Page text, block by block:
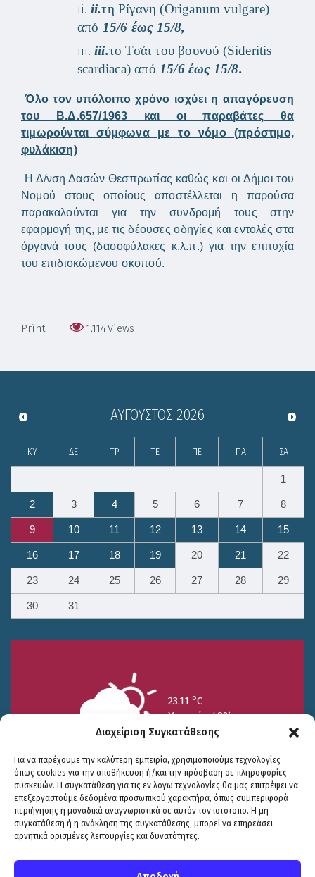
Διαχείριση Συγκατάθεσης
Για να παρέχουμε την καλύτερη εμπειρία, χρησιμοποιούμε τεχνολογίες
όπως cookies για την αποθήκευση ή/και την πρόσβαση σε πληροφορίες
συσκευών. Η συγκατάθεση για τις εν λόγω τεχνολογίες θα μας επιτρέψει να
επεξεργαστούμε δεδομένα προσωπικού χαρακτήρα, όπως συμπεριφορά
περιήγησης ή μοναδικά αναγνωριστικά σε αυτόν τον ιστότοπο. Η μη
συγκατάθεση ή η ανάκληση της συγκατάθεσης, μπορεί να επηρεάσει
αρνητικά ορισμένες λειτουργίες και δυνατότητες.
ii.τη Ρίγανη (Origanum vulgare)
από 15/6 έως 15/8,
iii.το Τσάι του βουνού (Sideritis
scardiaca) από 15/6 έως 15/8.
Όλο τον υπόλοιπο χρόνο ισχύει η απαγόρευση
του Β.Δ.657/1963 και οι παραβάτες θα
τιμωρούνται σύμφωνα με το νόμο (πρόστιμο,
φυλάκιση)
Η Δ/νση Δασών Θεσπρωτίας καθώς και οι Δήμοι του
Νομού στους οποίους αποστέλλεται η παρούσα
παρακαλούνται για την συνδρομή τους στην
εφαρμογή της, με τις δέουσες οδηγίες και εντολές στα
όργανά τους (δασοφύλακες κ.λ.π.) για την επιτυχία
του επιδιοκώμενου σκοπού.
Print 1,114Views
ΑΎΓΟΥΣΤΟΣ 2026
ΚΥ ΔΕ ΤΡ ΤΕ ΠΕ ΠΑ ΣΑ
1
2 3 4 5 6 7 8
9 10 11 12 13 14 15
16 17 18 19 20 21 22
23 24 25 26 27 28 29
30 31
23.11 oC
Υγρασία 49%
25/7
15.73 oC
26/7
17.99oC
27/7
20.94oC
© COPYRIGHT ΔΗΜΟΣ ΣΟΥΛΙΟΥ 2026